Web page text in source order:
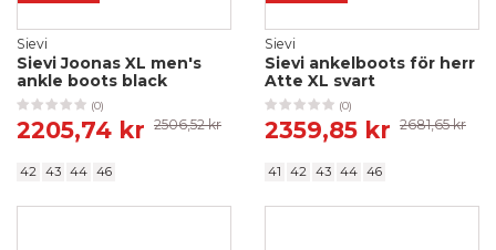
Sievi
Sievi Joonas XL men's
ankle boots black
(0)
2205,74 kr 2506,52 kr
42 43 44 46
Sievi
Sievi ankelboots för herr
Atte XL svart
(0)
2359,85 kr 2681,65 kr
41 42 43 44 46